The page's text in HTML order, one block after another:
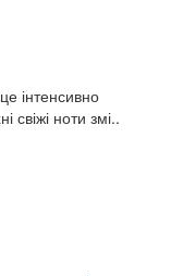
інтенсивно
свіжі ноти змі..